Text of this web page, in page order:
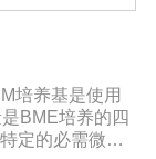
培养基是使用
BME培养的四
定的必需微量